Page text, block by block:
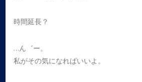
時間延長？
…ん゛ー。
私がその気になればいいよ。